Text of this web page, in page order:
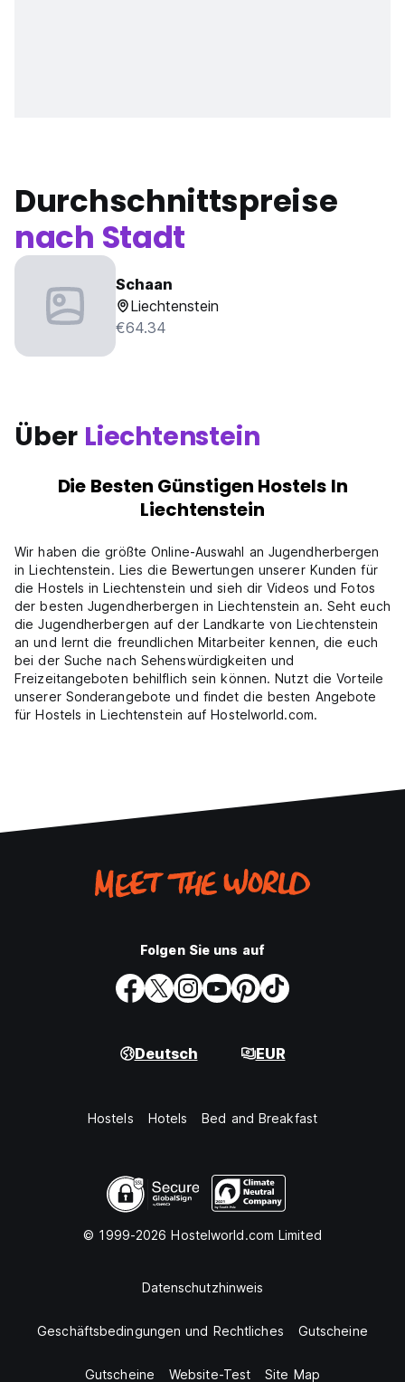
Durchschnittspreise
nach Stadt
Schaan
Liechtenstein
€64.34
Über Liechtenstein
Die Besten Günstigen Hostels In
Liechtenstein
Wir haben die größte Online-Auswahl an Jugendherbergen
in Liechtenstein. Lies die Bewertungen unserer Kunden für
die Hostels in Liechtenstein und sieh dir Videos und Fotos
der besten Jugendherbergen in Liechtenstein an. Seht euch
die Jugendherbergen auf der Landkarte von Liechtenstein
an und lernt die freundlichen Mitarbeiter kennen, die euch
bei der Suche nach Sehenswürdigkeiten und
Freizeitangeboten behilflich sein können. Nutzt die Vorteile
unserer Sonderangebote und findet die besten Angebote
für Hostels in Liechtenstein auf Hostelworld.com.
Folgen Sie uns auf
Deutsch EUR
Hostels Hotels Bed and Breakfast
© 1999-2026 Hostelworld.com Limited
Datenschutzhinweis
Geschäftsbedingungen und Rechtliches Gutscheine
Gutscheine Website-Test Site Map